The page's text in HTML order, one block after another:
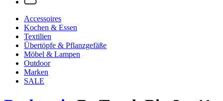
Accessoires
Kochen & Essen
Textilien
Übertöpfe & Pflanzgefäße
Möbel & Lampen
Outdoor
Marken
SALE